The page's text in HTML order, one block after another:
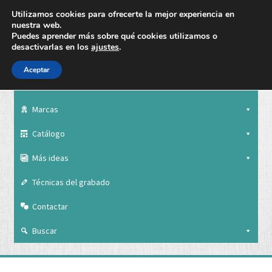
Marcas
Catálogo
Más ideas
Técnicas del grabado
Contactar
Buscar
Nuestra empresa
Utilizamos cookies para ofrecerte la mejor experiencia en
nuestra web.
Puedes aprender más sobre qué cookies utilizamos o
desactivarlas en los ajustes.
Aceptar